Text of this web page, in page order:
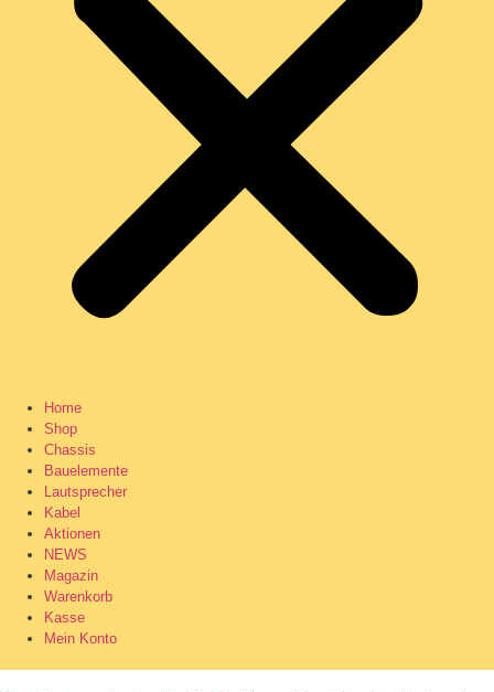
Home
Shop
Chassis
Bauelemente
Lautsprecher
Kabel
Aktionen
NEWS
Magazin
Warenkorb
Kasse
Mein Konto